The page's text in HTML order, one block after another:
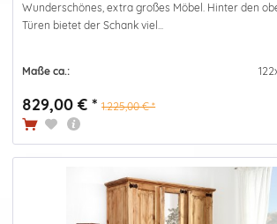
Wunderschönes, extra großes Möbel. Hinter den
Türen bietet der Schank viel...
Maße ca.:
829,00 € * 1.225,00 € *